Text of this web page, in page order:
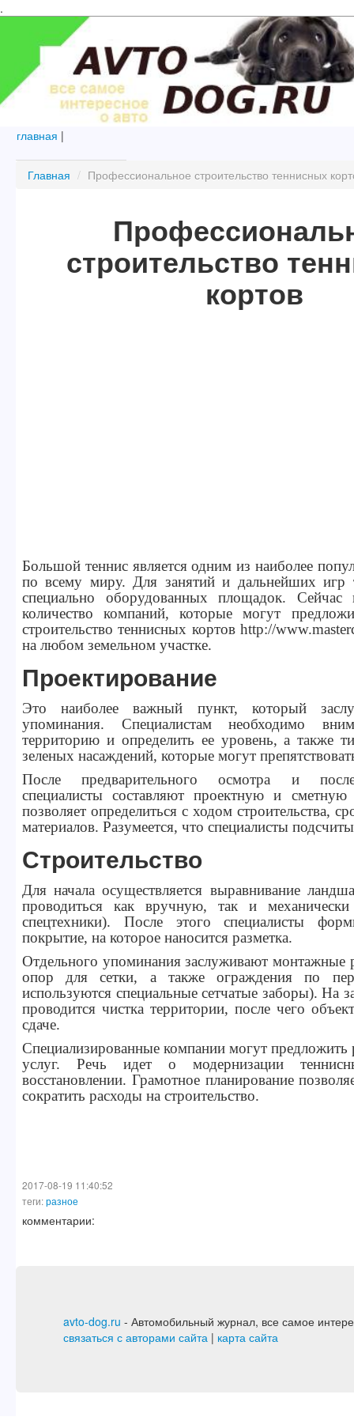
.
главная |
Главная / Профессиональное строительство теннисных
строительство
кортов
Большой теннис является одним из наиболее
по всему миру. Для занятий и дальнейших игр
специально оборудованных площадок. Сейчас
количество компаний, которые могут
строительство теннисных кортов http://
на любом земельном участке.
Проектирование
Это наиболее важный пункт, который
упоминания. Специалистам необходимо
территорию и определить ее уровень, а также
зеленых насаждений, которые могут
После предварительного осмотра и
специалисты составляют проектную и
позволяет определиться с ходом строительства,
материалов. Разумеется, что специалисты
Строительство
Для начала осуществляется выравнивание
проводиться как вручную, так и механически
спецтехники). После этого специалисты
покрытие, на которое наносится разметка.
Отдельного упоминания заслуживают монтажные
опор для сетки, а также ограждения по
используются специальные сетчатые заборы). На
проводится чистка территории, после чего
сдаче.
Специализированные компании могут предложить
услуг. Речь идет о модернизации
восстановлении. Грамотное планирование
сократить расходы на строительство.
2017-08-19 11:40:52
теги:разное
комментарии:
avto-dog.ru - Автомобильный журнал, все самое
связаться с авторами сайта | карта сайта